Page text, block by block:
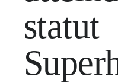
statut